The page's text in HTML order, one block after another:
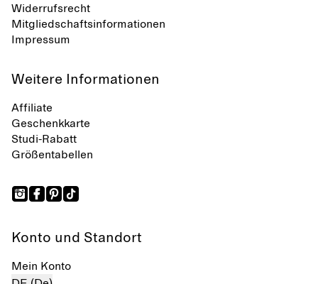
Widerrufsrecht
Mitgliedschaftsinformationen
Impressum
Weitere Informationen
Affiliate
Geschenkkarte
Studi-Rabatt
Größentabellen
Konto und Standort
Mein Konto